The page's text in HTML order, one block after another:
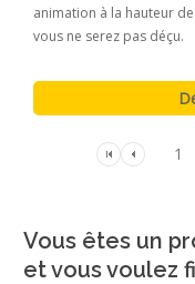
animation à la hauteur
vous ne serez pas déçu.
1
Vous êtes un
et vous voulez